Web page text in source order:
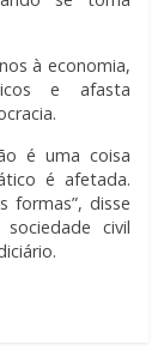
à economia,
e afasta
é uma coisa
é afetada.
formas”, disse
civil